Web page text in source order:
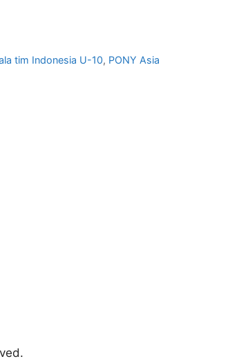
tim Indonesia U-10, PONY Asia